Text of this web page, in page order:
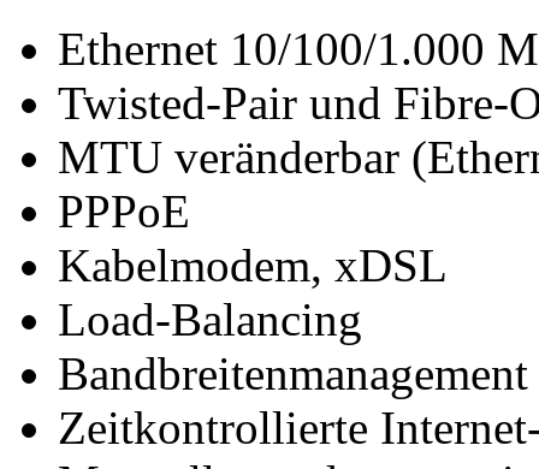
Ethernet 10/100/1.000
Twisted-Pair und Fibre-
MTU veränderbar
PPPoE
Kabelmodem, xDSL
Load-Balancing
Bandbreitenmanagement
Zeitkontrollierte